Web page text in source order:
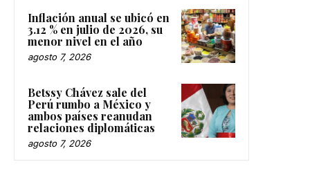
Inflación anual se ubicó en
3.12 % en julio de 2026, su
menor nivel en el año
agosto 7, 2026
Betssy Chávez sale del
Perú rumbo a México y
ambos países reanudan
relaciones diplomáticas
agosto 7, 2026